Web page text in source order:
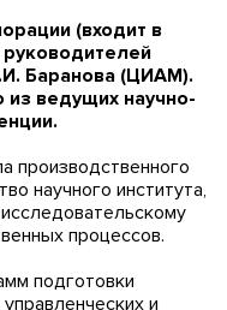
(входит в
Баранова (ЦИАМ).
ведущих научно-
производственного
научного института,
процессов.
подготовки
и